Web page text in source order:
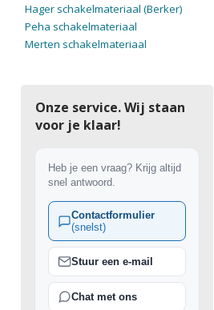
Hager schakelmateriaal (Berker)
Peha schakelmateriaal
Merten schakelmateriaal
Onze service. Wij staan
voor je klaar!
Heb je een vraag? Krijg altijd
snel antwoord.
Contactformulier
(snelst)
Stuur een e-mail
Chat met ons